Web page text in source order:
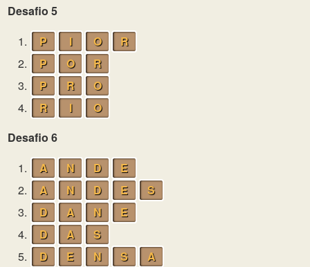
Desafio 5
1.
P I O
R
2.
P O
R
3.
P R
O
4.
R I
O
Desafio 6
1.
A N D
E
2.
A N D E
S
3.
D A N
E
4.
D A
S
5.
D E N S
A